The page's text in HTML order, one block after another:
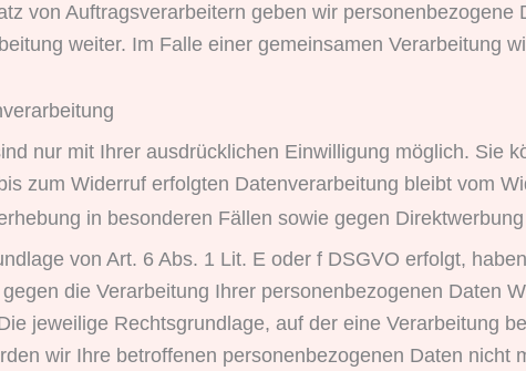
von Auftragsverarbeitern geben wir
weiter. Im Falle einer gemeinsamen Verarbeitung
nur mit Ihrer ausdrücklichen Einwilligung möglich. Sie
zum Widerruf erfolgten Datenverarbeitung bleibt vom
in besonderen Fällen sowie gegen
von Art. 6 Abs. 1 Lit. E oder f DSGVO erfolgt,
die Verarbeitung Ihrer personenbezogenen Daten
jeweilige Rechtsgrundlage, auf der eine Verarbeitung
wir Ihre betroffenen personenbezogenen Daten nicht